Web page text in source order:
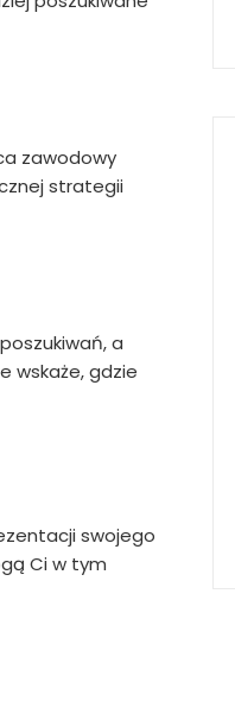
zawodowy
strategii
a
wskaże, gdzie
swojego
Ci w tym